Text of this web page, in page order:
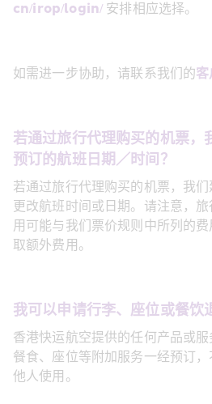
cn/irop/login/ 安排相应选择。
如需进一步协助，请联系我们的
若通过旅行代理购买的机票，
预订的航班日期／时间？
若通过旅行代理购买的机票，我
更改航班时间或日期。请注意，
用可能与我们票价规则中所列的
取额外费用。
我可以申请行李、座位或餐饮
香港快运航空提供的任何产品或服
餐食、座位等附加服务一经预订
他人使用。